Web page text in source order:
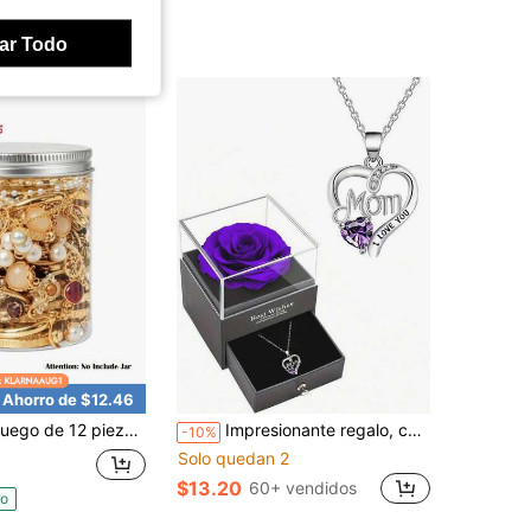
Ahorro de $12.46
de joyería elegante para mujeres, incluye collar, pulsera, aretes, anillos de nudillo, accesorio para el cabello, broche, multiestilos, juego de joyería de alta calidad -10% Impresionante regalo, collar colgante con flor de rosa en forma de corazón con la palabra "Mamá", perfecto para el Día de la Madre, Acción de Gracias, Navidad, aniversarios. Regalo para la madre, la familia, los amigos y uno mismo. Viene con una caja de regalo premium con una flor de rosa, añadiendo un toque de elegancia y haciendo que el regalo sea visualmente impactante e inolvidable. Un recuerdo apreciado, la elección perfecta para crear recuerdos entrañables.
Solo quedan 2
$13.20 60+ vendidos
Todo